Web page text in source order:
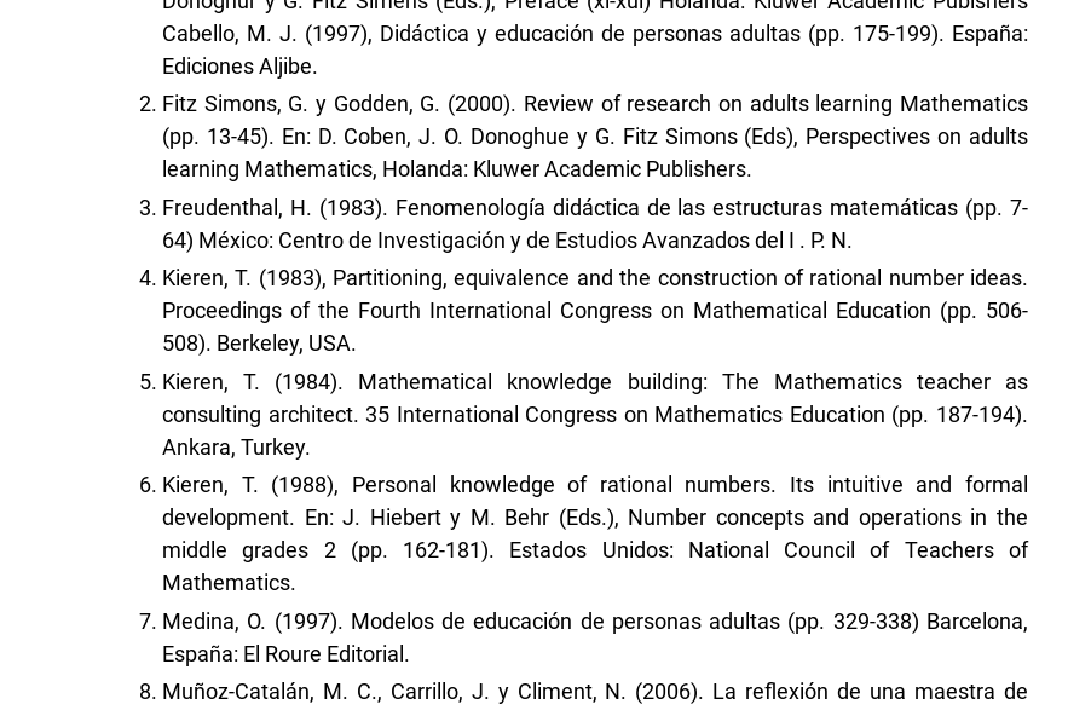
Cabello, M. J. (1997), Didáctica y educación de personas adultas (pp. 175-199). España:
Ediciones Aljibe.
Fitz Simons, G. y Godden, G. (2000). Review of research on adults learning Mathematics
(pp. 13-45). En: D. Coben, J. O. Donoghue y G. Fitz Simons (Eds), Perspectives on adults
learning Mathematics, Holanda: Kluwer Academic Publishers.
Freudenthal, H. (1983). Fenomenología didáctica de las estructuras matemáticas (pp. 7-
64) México: Centro de Investigación y de Estudios Avanzados del I . P. N.
Kieren, T. (1983), Partitioning, equivalence and the construction of rational number ideas.
Proceedings of the Fourth International Congress on Mathematical Education (pp. 506-
508). Berkeley, USA.
Kieren, T. (1984). Mathematical knowledge building: The Mathematics teacher as
consulting architect. 35 International Congress on Mathematics Education (pp. 187-194).
Ankara, Turkey.
Kieren, T. (1988), Personal knowledge of rational numbers. Its intuitive and formal
development. En: J. Hiebert y M. Behr (Eds.), Number concepts and operations in the
middle grades 2 (pp. 162-181). Estados Unidos: National Council of Teachers of
Mathematics.
Medina, O. (1997). Modelos de educación de personas adultas (pp. 329-338) Barcelona,
España: El Roure Editorial.
Muñoz-Catalán, M. C., Carrillo, J. y Climent, N. (2006). La reflexión de una maestra de